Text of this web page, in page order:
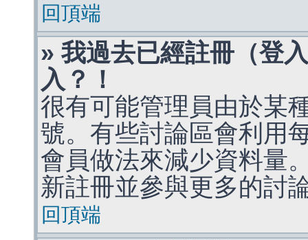
回頂端
» 我過去已經註冊（登
入？！
很有可能管理員由於某
號。有些討論區會利用
會員做法來減少資料量
新註冊並參與更多的討
回頂端